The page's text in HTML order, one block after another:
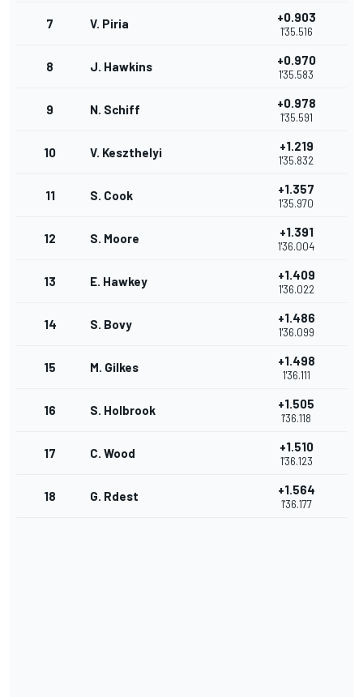
7 V. Piria +0.903
1'35.516
8 J. Hawkins +0.970
1'35.583
9 N. Schiff +0.978
1'35.591
10 V. Keszthelyi +1.219
1'35.832
11 S. Cook +1.357
1'35.970
12 S. Moore +1.391
1'36.004
13 E. Hawkey +1.409
1'36.022
14 S. Bovy +1.486
1'36.099
15 M. Gilkes +1.498
1'36.111
16 S. Holbrook +1.505
1'36.118
17 C. Wood +1.510
1'36.123
18 G. Rdest +1.564
1'36.177